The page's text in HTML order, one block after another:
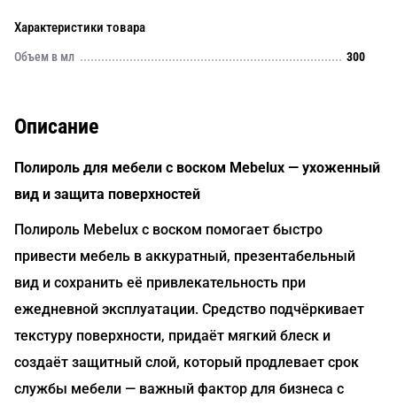
Характеристики товара
Объем в мл 300
Описание
Полироль для мебели с воском Mebelux — ухоженный
вид и защита поверхностей
Полироль Mebelux с воском помогает быстро
привести мебель в аккуратный, презентабельный
вид и сохранить её привлекательность при
ежедневной эксплуатации. Средство подчёркивает
текстуру поверхности, придаёт мягкий блеск и
создаёт защитный слой, который продлевает срок
службы мебели — важный фактор для бизнеса с